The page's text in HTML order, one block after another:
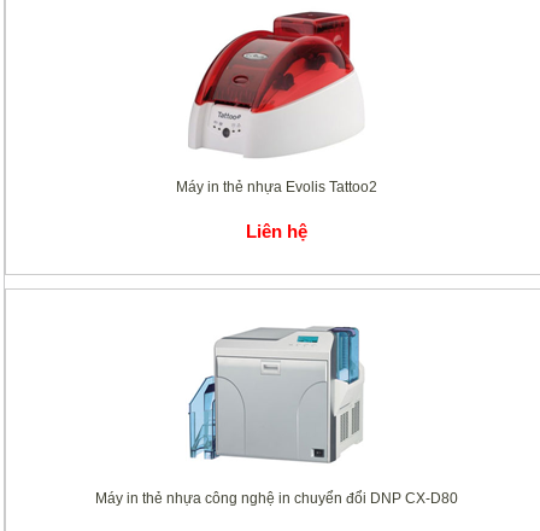
Máy in thẻ nhựa Evolis Tattoo2
Liên hệ
Máy in thẻ nhựa công nghệ in chuyển đổi DNP CX-D80